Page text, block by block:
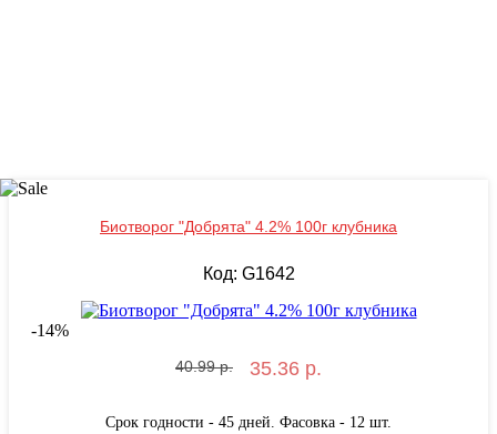
Биотворог "Добрята" 4.2% 100г клубника
Код: G1642
-14%
40.99 р. 35.36 р.
Срок годности - 45 дней. Фасовка - 12 шт.